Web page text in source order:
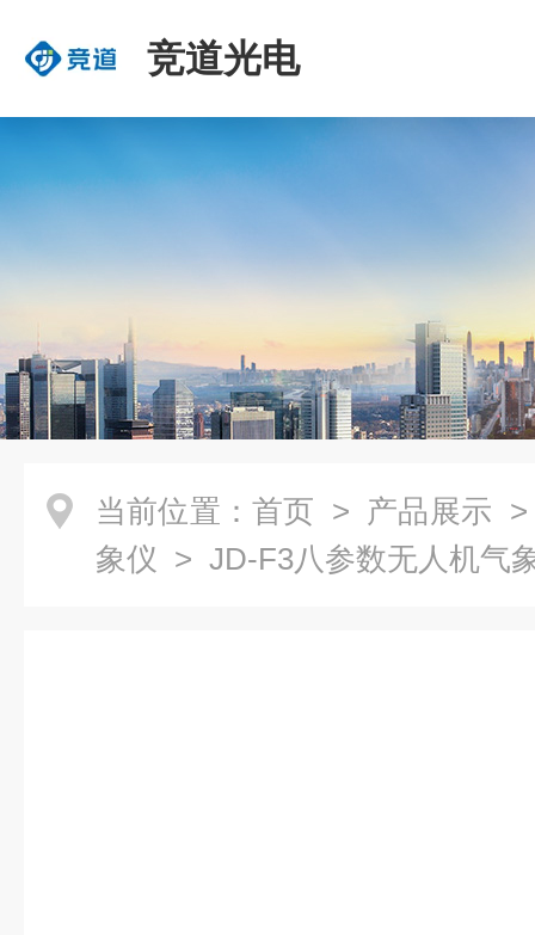
竞道光电
当前位置： 首页 > 产品展示
象仪 > JD-F3八参数无人机气